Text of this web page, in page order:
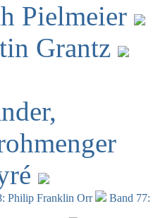
Pielmeier
Grantz
Philip Franklin Orr
Band